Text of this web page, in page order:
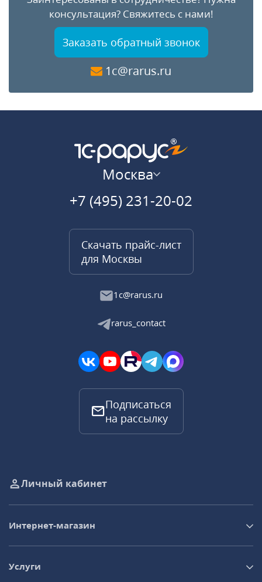
консультация? Свяжитесь с нами!
Заказать обратный звонок
1c@rarus.ru
Москва
+7 (495) 231-20-02
Скачать прайс-лист
для Москвы
1c@rarus.ru
rarus_contact
Подписаться
на рассылку
Личный кабинет
Интернет-магазин
Услуги